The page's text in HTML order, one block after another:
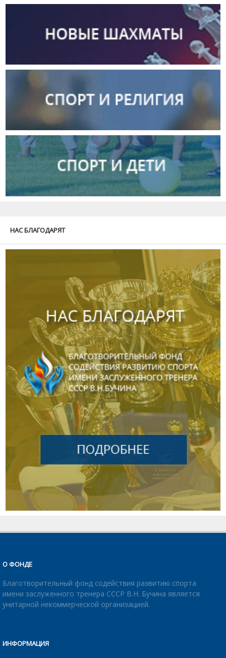
НАС БЛАГОДАРЯТ
О ФОНДЕ
Благотворительный фонд содействия развитию спорта
имени заслуженного тренера СССР В.Н. Бучина является
унитарной некоммерческой организацией.
ИНФОРМАЦИЯ